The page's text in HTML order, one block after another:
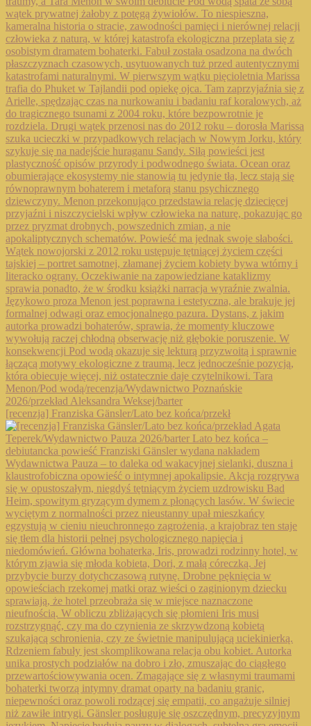
[recenzja] Franziska Gänsler/Lato bez końca/przekł